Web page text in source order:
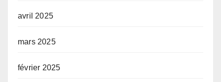
avril 2025
mars 2025
février 2025